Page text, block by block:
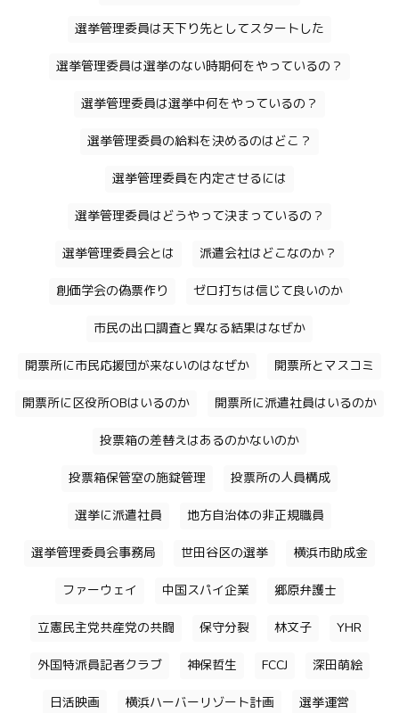
選挙管理委員は天下り先としてスタートした
選挙管理委員は選挙のない時期何をやっているの？
選挙管理委員は選挙中何をやっているの？
選挙管理委員の給料を決めるのはどこ？
選挙管理委員を内定させるには
選挙管理委員はどうやって決まっているの？
選挙管理委員会とは 派遣会社はどこなのか？
創価学会の偽票作り ゼロ打ちは信じて良いのか
市民の出口調査と異なる結果はなぜか
開票所に市民応援団が来ないのはなぜか 開票所とマスコミ
開票所に区役所OBはいるのか 開票所に派遣社員はいるのか
投票箱の差替えはあるのかないのか
投票箱保管室の施錠管理 投票所の人員構成
選挙に派遣社員 地方自治体の非正規職員
選挙管理委員会事務局 世田谷区の選挙 横浜市助成金
ファーウェイ 中国スパイ企業 郷原弁護士
立憲民主党共産党の共闘 保守分裂 林文子 YHR
外国特派員記者クラブ 神保哲生 FCCJ 深田萌絵
日活映画 横浜ハーバーリゾート計画 選挙運営